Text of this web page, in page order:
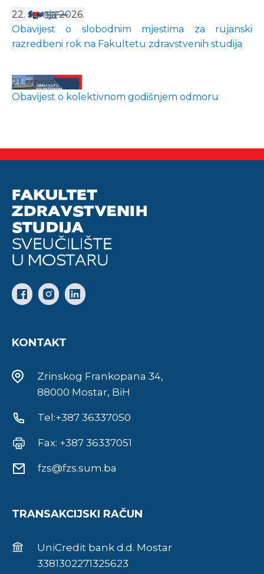
22. srpnja 2026.
Obavijest o slobodnim mjestima za rujanski
razredbeni rok na Fakultetu zdravstvenih studija
21. srpnja 2026.
Obavijest o kolektivnom godišnjem odmoru
KONTAKT
Zrinskog Frankopana 34,
88000 Mostar, BiH
Tel:+387 36337050
Fax: +387 36337051
fzs@fzs.sum.ba
TRANSAKCIJSKI RAČUN
UniCredit bank d.d. Mostar
3381302271325623